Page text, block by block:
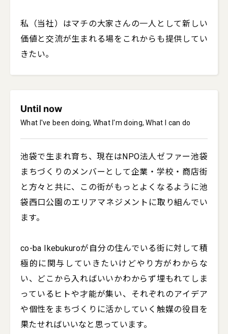
私（当社）はマチの大家さんの一人として新しい
価値と交流が生まれる場をこれからも提供してい
きたい。
Until now
What I've been doing, What I'm doing, What I can do
池袋で生まれ育ち、現在はNPO法人ゼファー池袋
まちづくりのメンバーとして企業・学校・商店街
と方々と共に、この街がもっとよくなるように池
袋西口公園のエリアマネジメントに取り組んでい
ます。
co-ba Ikebukuroが自分の住んでいる街に対して積
極的に関与していきたいけどやり方がわからな
い、どこから入ればいいかわからず埋もれてしま
っているヒトや才能が集い、それぞれのアイデア
や個性をまちづくりに活かしていく触媒の役目を
果たせればいいなと思っています。